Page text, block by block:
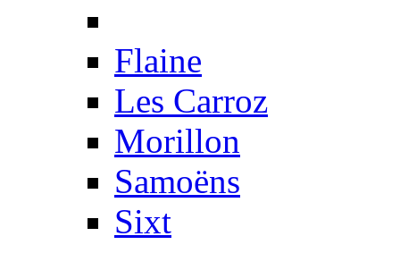
Flaine
Les Carroz
Morillon
Samoëns
Sixt